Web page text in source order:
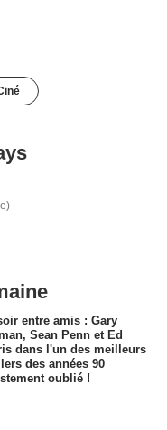
entre amis : Gary
Sean Penn et Ed
dans l'un des meilleurs
des années 90
oublié !